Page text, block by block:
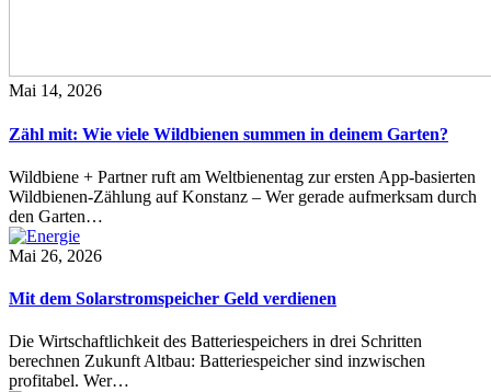
Mai 14, 2026
Zähl mit: Wie viele Wildbienen summen in deinem Garten?
Wildbiene + Partner ruft am Weltbienentag zur ersten App-basierten
Wildbienen-Zählung auf Konstanz – Wer gerade aufmerksam durch
den Garten…
Mai 26, 2026
Mit dem Solarstromspeicher Geld verdienen
Die Wirtschaftlichkeit des Batteriespeichers in drei Schritten
berechnen Zukunft Altbau: Batteriespeicher sind inzwischen
profitabel. Wer…